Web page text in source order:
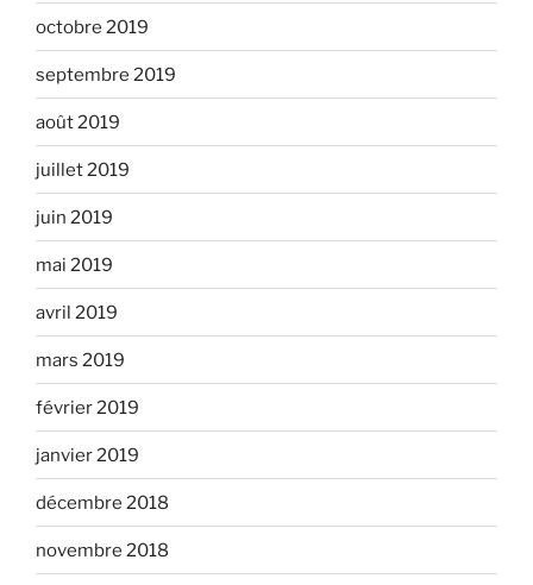
octobre 2019
septembre 2019
août 2019
juillet 2019
juin 2019
mai 2019
avril 2019
mars 2019
février 2019
janvier 2019
décembre 2018
novembre 2018